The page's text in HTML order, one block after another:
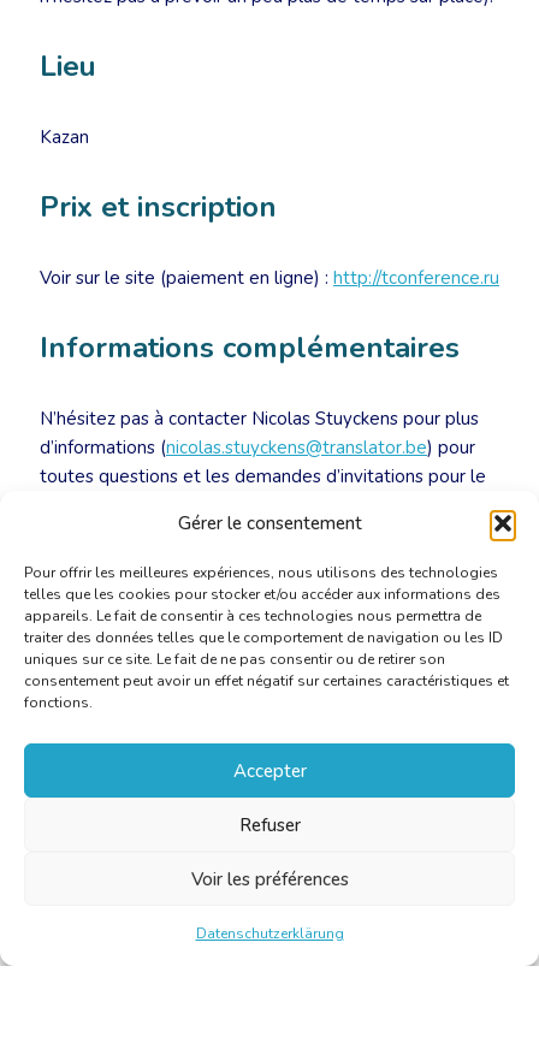
Gérer le consentement
Pour offrir les meilleures expériences, nous utilisons des technologies
telles que les cookies pour stocker et/ou accéder aux informations des
appareils. Le fait de consentir à ces technologies nous permettra de
traiter des données telles que le comportement de navigation ou les ID
uniques sur ce site. Le fait de ne pas consentir ou de retirer son
consentement peut avoir un effet négatif sur certaines caractéristiques et
fonctions.
Accepter
Refuser
Voir les préférences
Datenschutzerklärung
Lieu
Kazan
Prix et inscription
Voir sur le site (paiement en ligne) : http://tconference.ru
Informations complémentaires
N’hésitez pas à contacter Nicolas Stuyckens pour plus
d’informations (nicolas.stuyckens@translator.be) pour
toutes questions et les demandes d’invitations pour le
demandes de visa seront fournies ultérieurement).